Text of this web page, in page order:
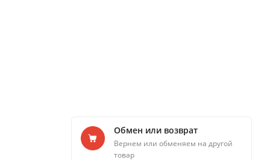
Обмен или возврат
Вернем или обменяем на другой
товар